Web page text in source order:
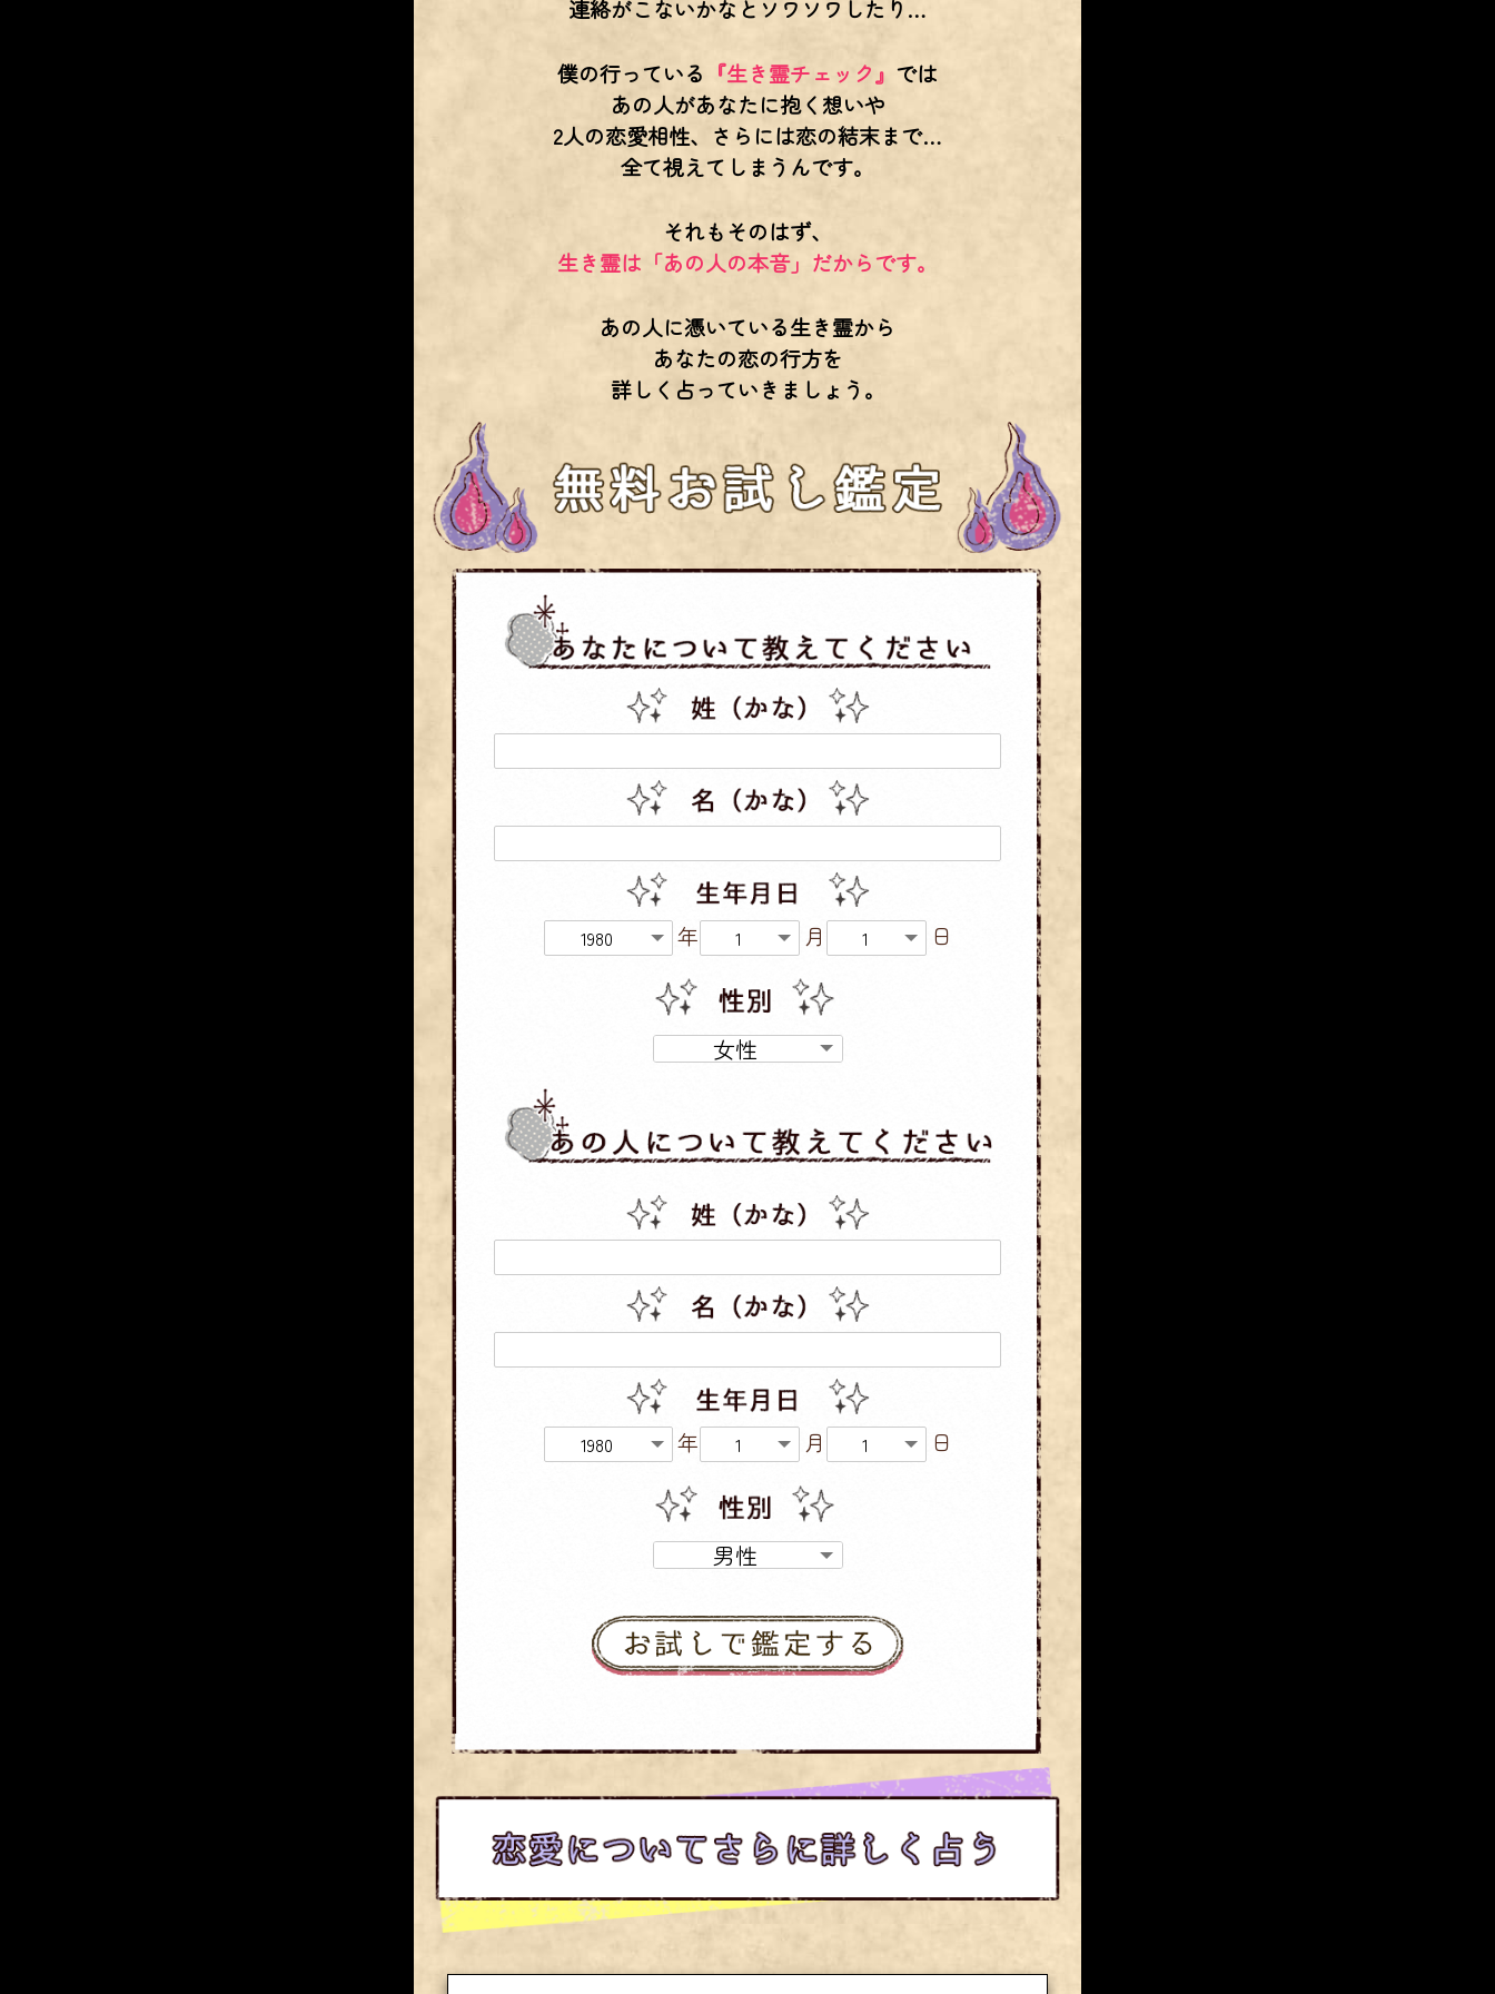
連絡がこないかなとソワソワしたり…
僕の行っている 『生き霊チェック』 では
あの人があなたに抱く想いや
2人の恋愛相性、さらには恋の結末まで…
全て視えてしまうんです。
それもそのはず、
生き霊は「あの人の本音」だからです。
あの人に憑いている生き霊から
あなたの恋の行方を
詳しく占っていきましょう。
年 月 日
年 月 日